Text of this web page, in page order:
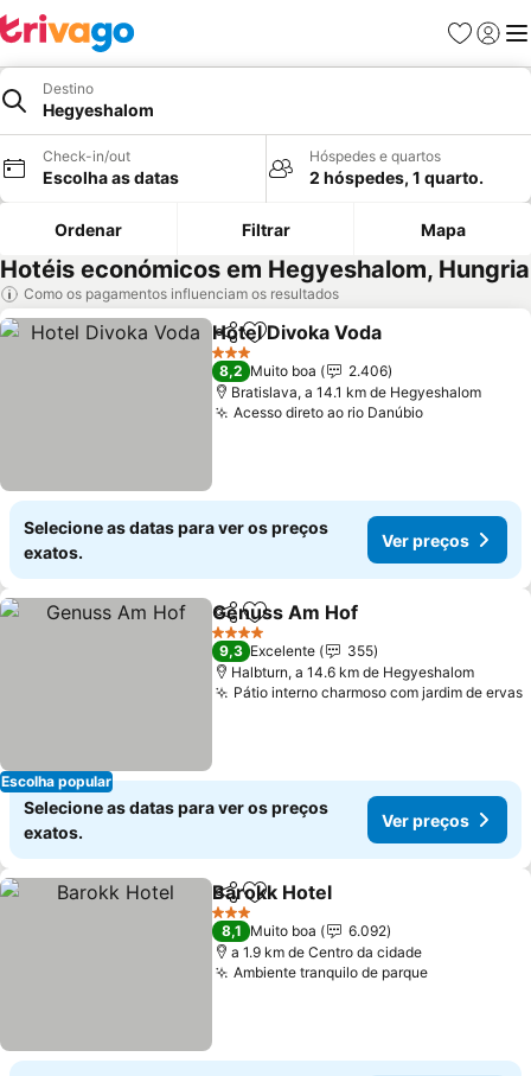
Favoritos
Iniciar
Destino
Hegyeshalom
Check-in/out
Escolha as datas
Hóspedes e quartos
2 hóspedes, 1 quarto.
Ordenar Filtrar Mapa
Hotéis económicos em Hegyeshalom, Hungria
Como os pagamentos influenciam os resultados
PartilharAdicionar aos favoritos
Hotel Divoka Voda
3 Estrelas
8,2 Muito boa
2.406
Bratislava, a 14.1 km de Hegyeshalom
Acesso direto ao rio Danúbio
Selecione as datas para ver os preços
exatos.
Ver preços
Escolha popular
PartilharAdicionar aos favoritos
Genuss Am Hof
4 Estrelas
9,3 Excelente
355
Halbturn, a 14.6 km de Hegyeshalom
Pátio interno charmoso com jardim de ervas
Selecione as datas para ver os preços
exatos.
Ver preços
PartilharAdicionar aos favoritos
Barokk Hotel
3 Estrelas
8,1 Muito boa
6.092
a 1.9 km de Centro da cidade
Ambiente tranquilo de parque